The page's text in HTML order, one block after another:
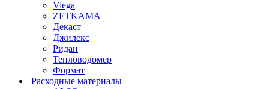
Viega
ZETKAMA
Декаст
Джилекс
Ридан
Тепловодомер
Формат
Расходные материалы